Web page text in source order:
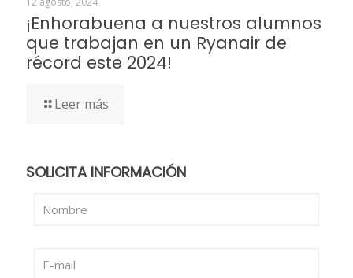
¡Enhorabuena a nuestros alumnos
que trabajan en un Ryanair de
récord este 2024!
Leer más
SOLICITA INFORMACIÓN